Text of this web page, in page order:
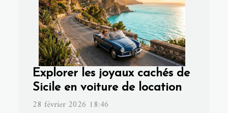
Explorer les joyaux cachés de
Sicile en voiture de location
28 février 2026 18:46